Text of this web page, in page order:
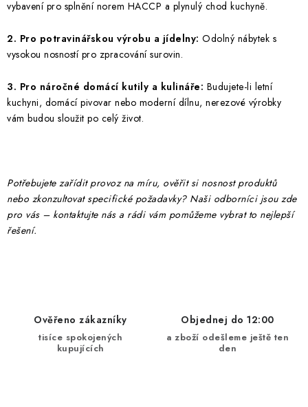
vybavení pro splnění norem HACCP a plynulý chod kuchyně.
2. Pro potravinářskou výrobu a jídelny: Odolný nábytek s
vysokou nosností pro zpracování surovin.
3. Pro náročné domácí kutily a kulináře: Budujete-li letní
kuchyni, domácí pivovar nebo moderní dílnu, nerezové výrobky
vám budou sloužit po celý život.
Potřebujete zařídit provoz na míru, ověřit si nosnost produktů
nebo zkonzultovat specifické požadavky? Naši odborníci jsou zde
pro vás – kontaktujte nás a rádi vám pomůžeme vybrat to nejlepší
řešení.
Ověřeno zákazníky
tisíce spokojených
kupujících
Objednej do 12:00
a zboží odešleme ještě ten
den